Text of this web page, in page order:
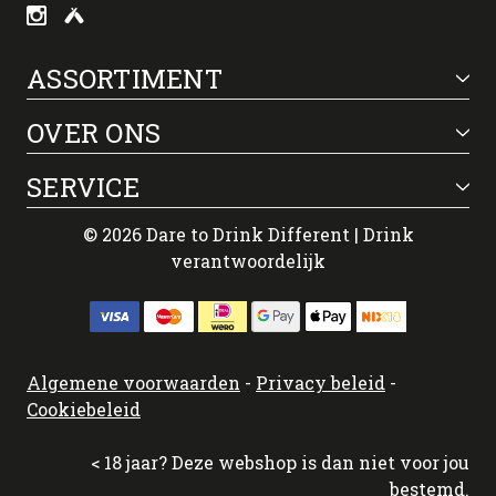
ASSORTIMENT
OVER ONS
SERVICE
© 2026 Dare to Drink Different | Drink
verantwoordelijk
Algemene voorwaarden - Privacy beleid -
Cookiebeleid
< 18 jaar? Deze webshop is dan niet voor jou
bestemd.